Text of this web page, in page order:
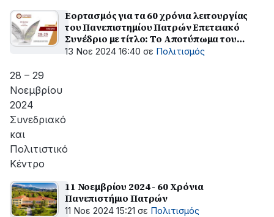
Εορτασμός για τα 60 χρόνια λειτουργίας
του Πανεπιστημίου Πατρών Επετειακό
Συνέδριο με τίτλο: Το Αποτύπωμα του
Πανεπιστημίου Πατρών στην Πόλη, στην
13 Νοε 2024 16:40 σε Πολιτισμός
28 – 29
Νοεμβρίου
2024
Συνεδριακό
και
Πολιτιστικό
Κέντρο
11 Νοεμβρίου 2024 - 60 Χρόνια
Πανεπιστήμιο Πατρών
11 Νοε 2024 15:21 σε Πολιτισμός